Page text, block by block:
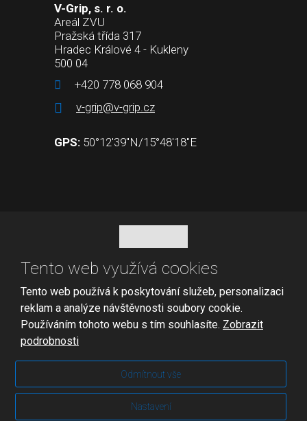
V-Grip, s. r. o.
Areál ZVU
Pražská třída 317
Hradec Králové 4 - Kukleny
500 04
+420 778 068 904
v-grip@v-grip.cz
GPS: 50°12'39"N/15°48'18"E
© 2026 V - Grip s.r.o., vytvořila eBRÁNA s.r.o.
Mapa stránek| Podmínky použití
Tento web je chráněn pomocí Google ReCAPTCHA a platí pro
Tento web využívá cookies
Tento web používá k poskytování služeb, personalizaci
reklam a analýze návštěvnosti soubory cookie.
Používáním tohoto webu s tím souhlasíte. Zobrazit
podrobnosti
Odmítnout vše
Nastavení